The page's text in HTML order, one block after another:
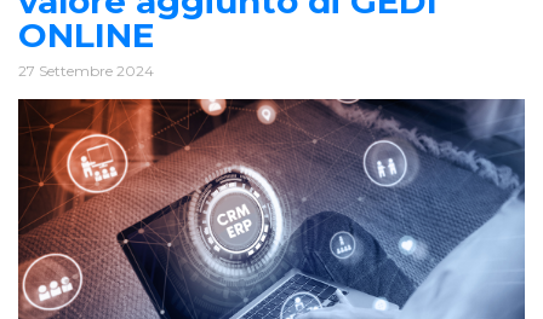
ONLINE
27 Settembre 2024